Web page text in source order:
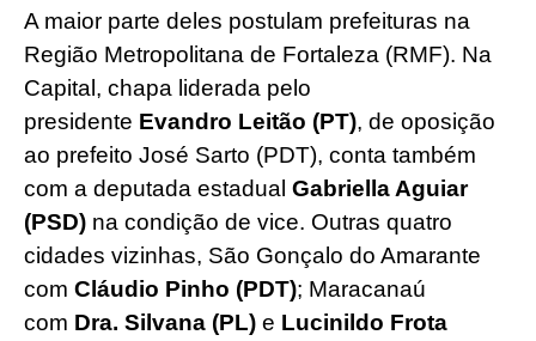
A maior parte deles postulam prefeituras na
Região Metropolitana de Fortaleza (RMF). Na
Capital, chapa liderada pelo
presidente Evandro Leitão (PT), de oposição
ao prefeito José Sarto (PDT), conta também
com a deputada estadual Gabriella Aguiar
(PSD) na condição de vice. Outras quatro
cidades vizinhas, São Gonçalo do Amarante
com Cláudio Pinho (PDT); Maracanaú
com Dra. Silvana (PL) e Lucinildo Frota